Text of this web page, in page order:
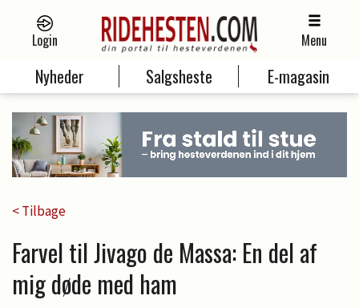
Login Menu
Nyheder Salgsheste E-magasin
< Tilbage
Farvel til Jivago de Massa: En del af
mig døde med ham